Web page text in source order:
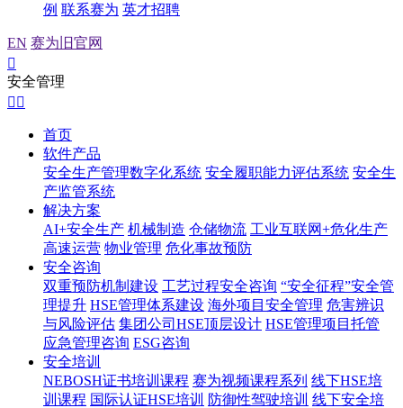
例 联系赛为 英才招聘
EN 赛为旧官网

安全管理
 
首页
软件产品
安全生产管理数字化系统 安全履职能力评估系统 安全生
产监管系统
解决方案
AI+安全生产 机械制造 仓储物流 工业互联网+危化生产
高速运营 物业管理 危化事故预防
安全咨询
双重预防机制建设 工艺过程安全咨询 “安全征程”安全管
理提升 HSE管理体系建设 海外项目安全管理 危害辨识
与风险评估 集团公司HSE顶层设计 HSE管理项目托管
应急管理咨询 ESG咨询
安全培训
NEBOSH证书培训课程 赛为视频课程系列 线下HSE培
训课程 国际认证HSE培训 防御性驾驶培训 线下安全培